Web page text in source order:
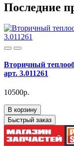
Последние
Вторичный
арт. 3.011261
10500р.
В корзину
Быстрый заказ